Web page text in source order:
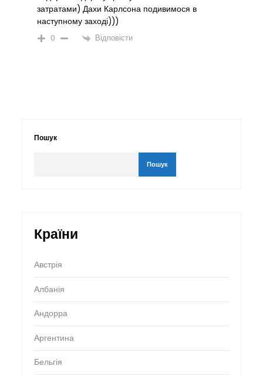
затратами) Дахи Карлсона подивимося в
наступному заході)))
0
Відповісти
Пошук
Пошук
Країни
Австрія
Албанія
Андорра
Аргентина
Бельгія